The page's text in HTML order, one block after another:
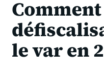
le var en